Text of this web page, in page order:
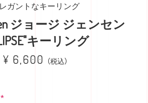
ガントなキーリング
ジョージ ジェンセン
キーリング
¥ 6,600 税込